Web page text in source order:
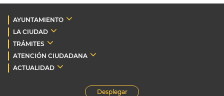
AYUNTAMIENTO
LA CIUDAD
TRÁMITES
ATENCIÓN CIUDADANA
ACTUALIDAD
Desplegar